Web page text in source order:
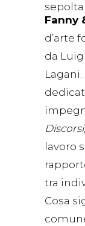
Fanny
d’arte
da
Discorsi
lavoro
tra
Cosa